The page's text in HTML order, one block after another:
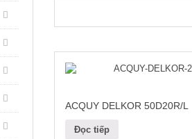
ACQUY DELKOR 50D20R/L
Đọc tiếp